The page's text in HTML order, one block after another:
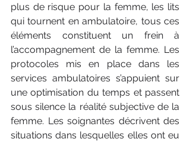
plus de risque pour la femme, les lits
qui tournent en ambulatoire, tous ces
éléments constituent un frein à
l’accompagnement de la femme. Les
protocoles mis en place dans les
services ambulatoires s’appuient sur
une optimisation du temps et passent
sous silence la réalité subjective de la
femme. Les soignantes décrivent des
situations dans lesquelles elles ont eu